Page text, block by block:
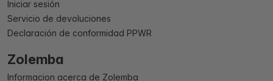
Iniciar sesión
Servicio de devoluciones
Declaración de conformidad PPWR
Zolemba
Informacion acerca de Zolemba